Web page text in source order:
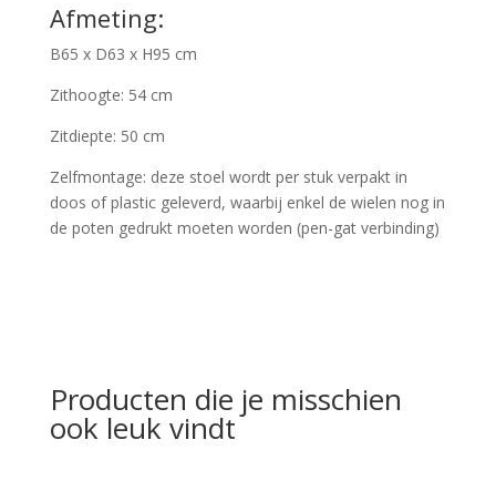
Afmeting:
B65 x D63 x H95 cm
Zithoogte: 54 cm
Zitdiepte: 50 cm
Zelfmontage: deze stoel wordt per stuk verpakt in
doos of plastic geleverd, waarbij enkel de wielen nog in
de poten gedrukt moeten worden (pen-gat verbinding)
Producten die je misschien
ook leuk vindt